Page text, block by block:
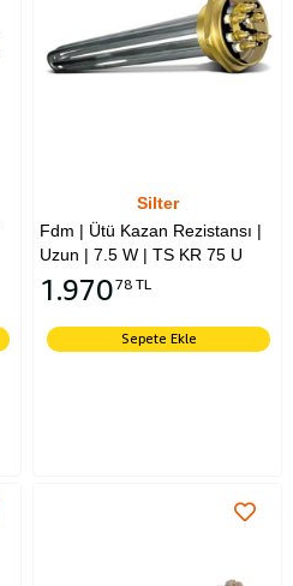
Silter
Fdm | Ütü Kazan Rezistansı |
Uzun | 7.5 W | TS KR 75 U
1.97078 TL
Sepete Ekle